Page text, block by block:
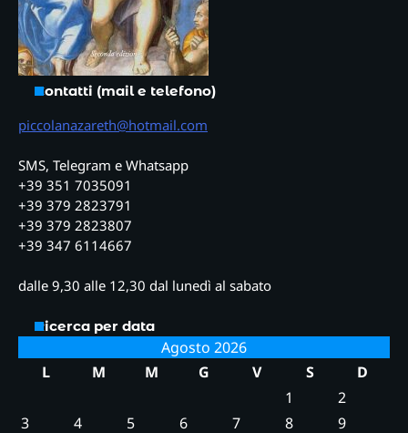
Contatti (mail e telefono)
piccolanazareth@hotmail.com
SMS, Telegram e Whatsapp
+39 351 7035091
+39 379 2823791
+39 379 2823807
+39 347 6114667
dalle 9,30 alle 12,30 dal lunedì al sabato
Ricerca per data
Agosto 2026
L
M M G V S
D
1
2
3
4 5 6 7 8 9